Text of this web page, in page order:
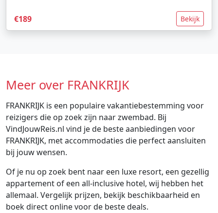
€189 Bekijk
Meer over FRANKRIJK
FRANKRIJK is een populaire vakantiebestemming voor
reizigers die op zoek zijn naar zwembad. Bij
VindJouwReis.nl vind je de beste aanbiedingen voor
FRANKRIJK, met accommodaties die perfect aansluiten
bij jouw wensen.
Of je nu op zoek bent naar een luxe resort, een gezellig
appartement of een all-inclusive hotel, wij hebben het
allemaal. Vergelijk prijzen, bekijk beschikbaarheid en
boek direct online voor de beste deals.